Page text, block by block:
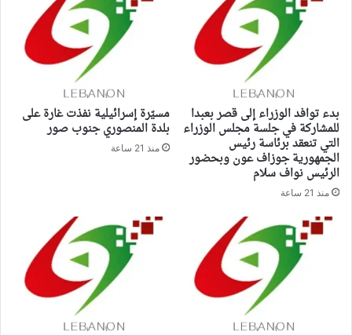
بدء توافد الوزراء إلى قصر بعبدا
للمشاركة في جلسة مجلس الوزراء
التي تنعقد برئاسة رئيس
الجمهورية جوزاف عون وبحضور
الرئيس نواف سلام
منذ 21 ساعة
مسيّرة إسرائيلية نفذت غارة على
بلدة المنصوري جنوب صور
منذ 21 ساعة